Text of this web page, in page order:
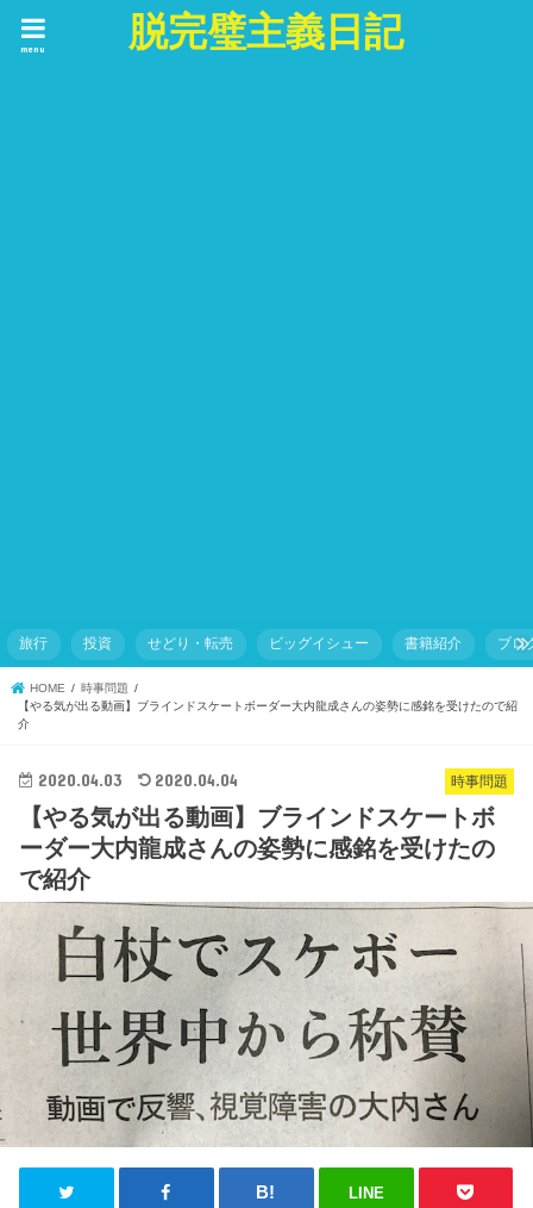
脱完璧主義日記
menu
旅行 投資 せどり・転売 ビッグイシュー 書籍紹介 ブロ
HOME
時事問題
【やる気が出る動画】ブラインドスケートボーダー大内龍成さんの姿勢に感銘を受けたので紹
介
時事問題
2020.04.03 2020.04.04
【やる気が出る動画】ブラインドスケートボ
ーダー大内龍成さんの姿勢に感銘を受けたの
で紹介
LINE